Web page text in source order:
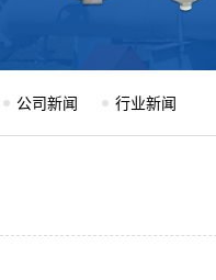
公司新闻 行业新闻